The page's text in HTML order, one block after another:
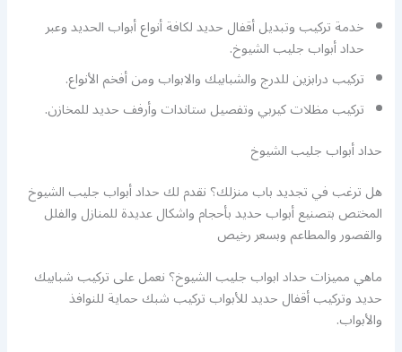
خدمة تركيب وتبديل أقفال حديد لكافة أنواع أبواب الحديد وعبر
حداد أبواب جليب الشيوخ.
تركيب درابزين للدرج والشبابيك والابواب ومن أفخم الأنواع.
تركيب مظلات كيربي وتفصيل ستاندات وأرفف حديد للمخازن.
حداد أبواب جليب الشيوخ
هل ترغب في تجديد باب منزلك؟ نقدم لك حداد أبواب جليب الشيوخ
المختص بتصنيع أبواب حديد بأحجام واشكال عديدة للمنازل والفلل
والقصور والمطاعم وبسعر رخيص
ماهي مميزات حداد ابواب جليب الشيوخ؟ نعمل على تركيب شبابيك
حديد وتركيب أقفال حديد للأبواب تركيب شبك حماية للنوافذ
والأبواب.